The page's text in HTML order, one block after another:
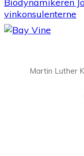
vinkonsulenterne
Martin Luther